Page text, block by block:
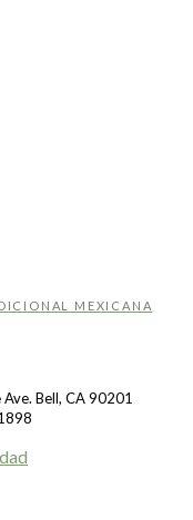
MEXICANA
Bell, CA 90201